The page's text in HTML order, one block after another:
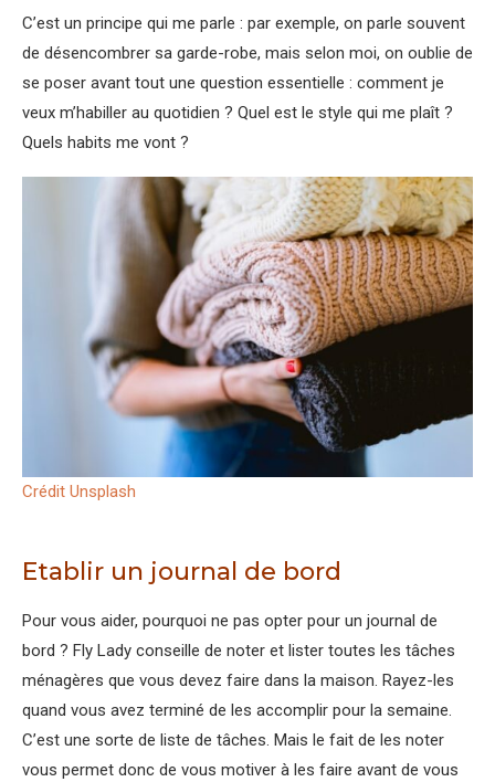
C’est un principe qui me parle : par exemple, on parle souvent
de désencombrer sa garde-robe, mais selon moi, on oublie de
se poser avant tout une question essentielle : comment je
veux m’habiller au quotidien ? Quel est le style qui me plaît ?
Quels habits me vont ?
Crédit Unsplash
Etablir un journal de bord
Pour vous aider, pourquoi ne pas opter pour un journal de
bord ? Fly Lady conseille de noter et lister toutes les tâches
ménagères que vous devez faire dans la maison. Rayez-les
quand vous avez terminé de les accomplir pour la semaine.
C’est une sorte de liste de tâches. Mais le fait de les noter
vous permet donc de vous motiver à les faire avant de vous